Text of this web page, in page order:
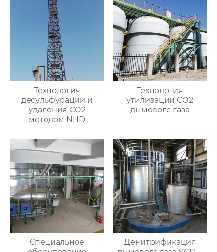
Технология
десульфурации и
удаления СО2
методом NHD
Технология
утилизации СО2
дымового газа
Специальное
Денитрификация